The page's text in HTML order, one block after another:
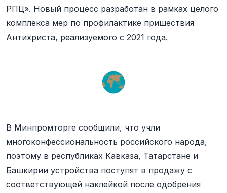
РПЦ». Новый процесс разработан в рамках целого
комплекса мер по профилактике пришествия
Антихриста, реализуемого с 2021 года.
В Минпромторге сообщили, что учли
многоконфессиональность российского народа,
поэтому в республиках Кавказа, Татарстане и
Башкирии устройства поступят в продажу с
соответствующей наклейкой после одобрения